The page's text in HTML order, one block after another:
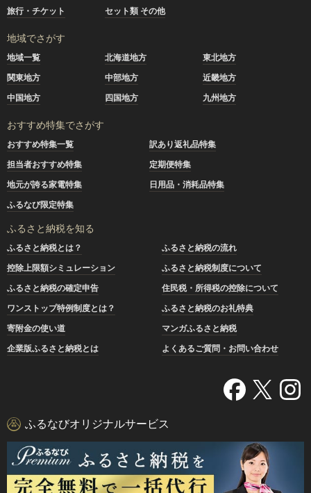
旅行・チケット
セット類 その他
地域でさがす
地域一覧 北海道地方
東北地方
関東地方
中部地方
近畿地方
中国地方
四国地方 九州地方
おすすめ特集でさがす
おすすめ特集一覧
訳あり返礼品特集
担当者おすすめ特集
定期便特集
地元が誇る家電特集
日用品・消耗品特集
ふるなび限定特集
ふるさと納税を知る
ふるさと納税とは？
ふるさと納税の流れ
控除上限額シミュレーション
ふるさと納税制度について
ふるさと納税の確定申告
住民税・所得税の控除について
ワンストップ特例制度とは？
ふるさと納税のお礼特典
寄附金の使い道
マンガふるさと納税
企業版ふるさと納税とは
よくあるご質問・お問い合わせ
ふるなびオリジナルサービス